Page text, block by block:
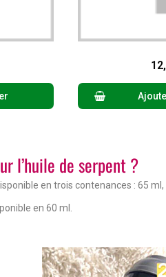
l’huile de serpent ?
en trois contenances : 65
en 60 ml.